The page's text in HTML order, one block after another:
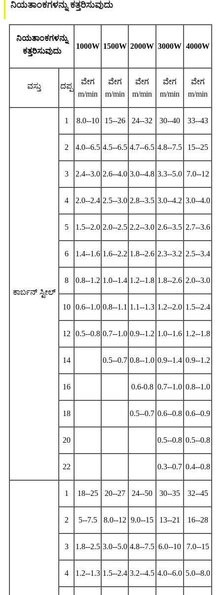
ನಿಯತಾಂಕಗಳನ್ನು ಕತ್ತರಿಸುವುದು
ನಿಯತಾಂಕಗಳನ್ನು
ಕತ್ತರಿಸುವುದು
1000W 1500W 2000W 3000W 4000W
ವಸ್ತು ದಪ್ಪ
ವೇಗ
m/min
ವೇಗ
m/min
ವೇಗ
m/min
ವೇಗ
m/min
ವೇಗ
m/min
ಕಾರ್ಬನ್ ಸ್ಟೀಲ್
1 8.0--10 15--26 24--32 30--40 33--43
2 4.0--6.5 4.5--6.5 4.7--6.5 4.8--7.5 15--25
3 2.4--3.0 2.6--4.0 3.0--4.8 3.3--5.0 7.0--12
4 2.0--2.4 2.5--3.0 2.8--3.5 3.0--4.2 3.0--4.0
5 1.5--2.0 2.0--2.5 2.2--3.0 2.6--3.5 2.7--3.6
6 1.4--1.6 1.6--2.2 1.8--2.6 2.3--3.2 2.5--3.4
8 0.8--1.2 1.0--1.4 1.2--1.8 1.8--2.6 2.0--3.0
10 0.6--1.0 0.8--1.1 1.1--1.3 1.2--2.0 1.5--2.4
12 0.5--0.8 0.7--1.0 0.9--1.2 1.0--1.6 1.2--1.8
14 0.5--0.7 0.8--1.0 0.9--1.4 0.9--1.2
16 0.6-0.8 0.7--1.0 0.8--1.0
18 0.5--0.7 0.6--0.8 0.6--0.9
20 0.5--0.8 0.5--0.8
22 0.3--0.7 0.4--0.8
1 18--25 20--27 24--50 30--35 32--45
2 5--7.5 8.0--12 9.0--15 13--21 16--28
3 1.8--2.5 3.0--5.0 4.8--7.5 6.0--10 7.0--15
4 1.2--1.3 1.5--2.4 3.2--4.5 4.0--6.0 5.0--8.0